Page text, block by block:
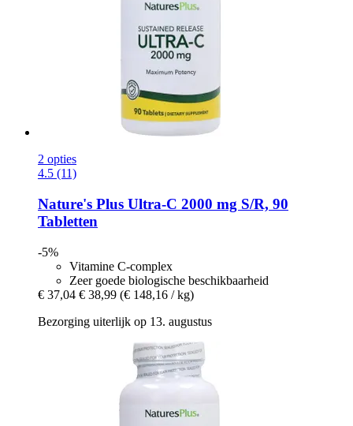
2 opties
4.5 (11)
Nature's Plus Ultra-​C 2000 mg S/R, 90
Tabletten
-5%
Vitamine C-complex
Zeer goede biologische beschikbaarheid
€ 37,04 € 38,99 (€ 148,16 / kg)
Bezorging uiterlijk op 13. augustus